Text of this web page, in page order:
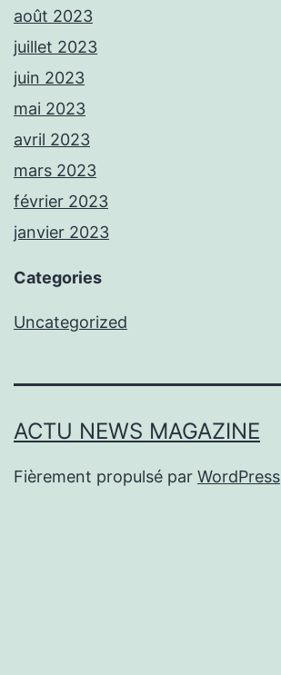
août 2023
juillet 2023
juin 2023
mai 2023
avril 2023
mars 2023
février 2023
janvier 2023
Categories
Uncategorized
ACTU NEWS MAGAZINE
Fièrement propulsé par WordPress